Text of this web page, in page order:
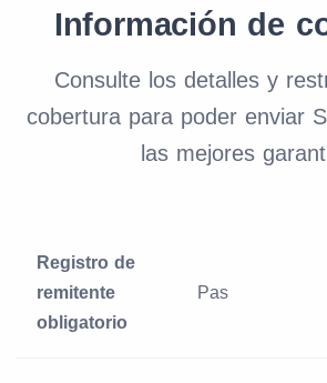
Información de
Consulte los detalles y
cobertura para poder enviar
las mejores
Registro de
remitente
obligatorio
Pas